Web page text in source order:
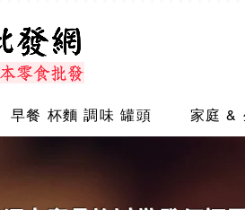
早餐 杯麵 調味 罐頭 家庭 &